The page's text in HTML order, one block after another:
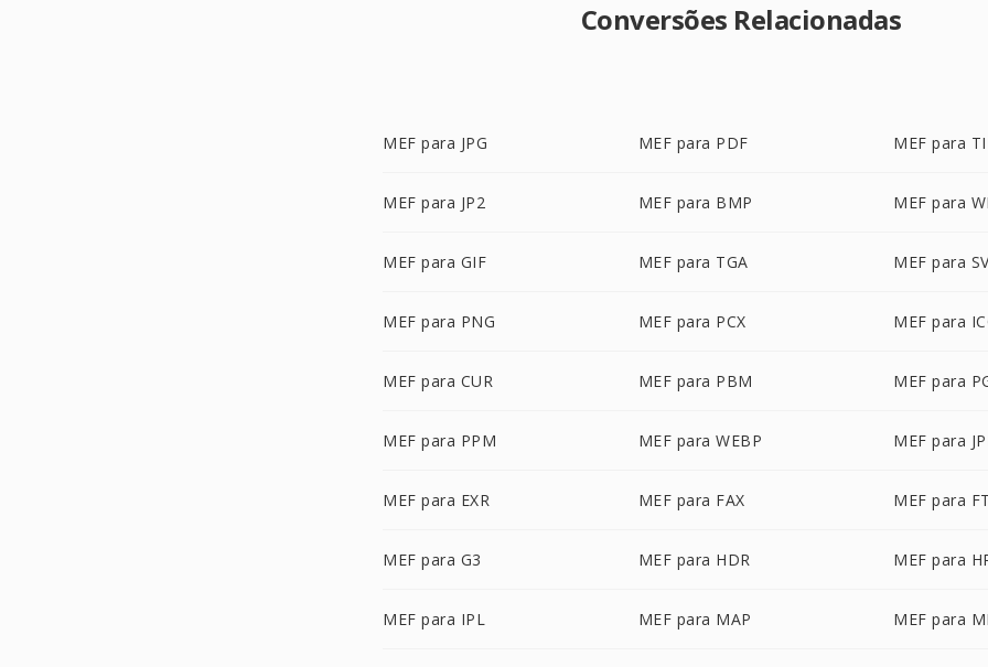
Conversões Relacionadas
MEF para JPG MEF para PDF MEF para
MEF para JP2 MEF para BMP MEF para
MEF para GIF MEF para TGA MEF para
MEF para PNG MEF para PCX MEF para
MEF para CUR MEF para PBM MEF para
MEF para PPM MEF para WEBP MEF para
MEF para EXR MEF para FAX MEF para
MEF para G3 MEF para HDR MEF para
MEF para IPL MEF para MAP MEF para